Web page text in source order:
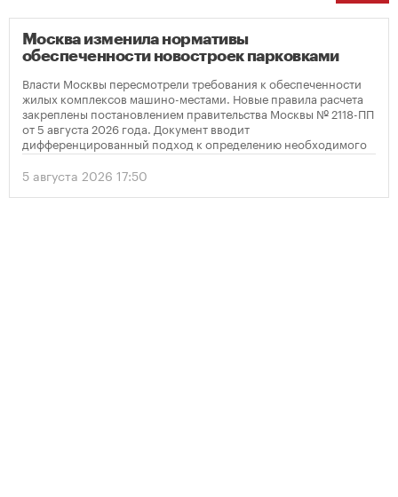
Москва изменила нормативы
обеспеченности новостроек парковками
Власти Москвы пересмотрели требования к обеспеченности
жилых комплексов машино-местами. Новые правила расчета
закреплены постановлением правительства Москвы № 2118-ПП
от 5 августа 2026 года. Документ вводит
дифференцированный подход к определению необходимого
количества парковок в зависимости от площади квартир и
устанавливает переходный период для уже согласованных
проектов.
5 августа 2026 17:50